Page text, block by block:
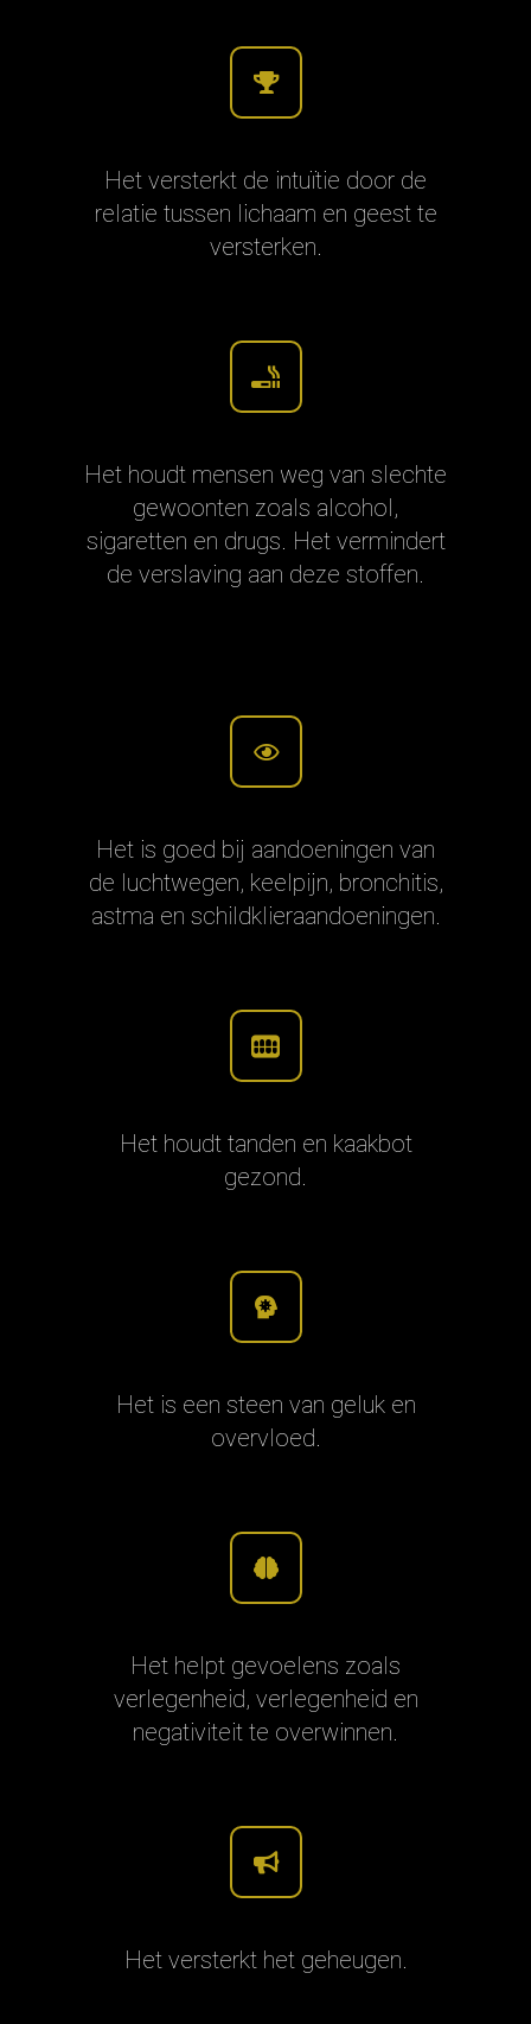
Het versterkt de intuïtie door de
relatie tussen lichaam en geest te
versterken.
Het houdt mensen weg van slechte
gewoonten zoals alcohol,
sigaretten en drugs. Het vermindert
de verslaving aan deze stoffen.
Het is goed bij aandoeningen van
de luchtwegen, keelpijn, bronchitis,
astma en schildklieraandoeningen.
Het houdt tanden en kaakbot
gezond.
Het is een steen van geluk en
overvloed.
Het helpt gevoelens zoals
verlegenheid, verlegenheid en
negativiteit te overwinnen.
Het versterkt het geheugen.